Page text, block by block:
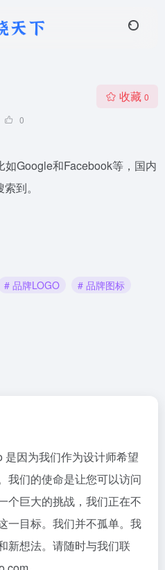
0
收藏 0
如Google和Facebook等，国内
到。
# 品牌LOGO
# 品牌图标
因为我们作为设计师希望
我们的使命是让您可以访问
个巨大的挑战，我们正在不
一目标。我们并不孤单。我
新想法。请随时与我们联